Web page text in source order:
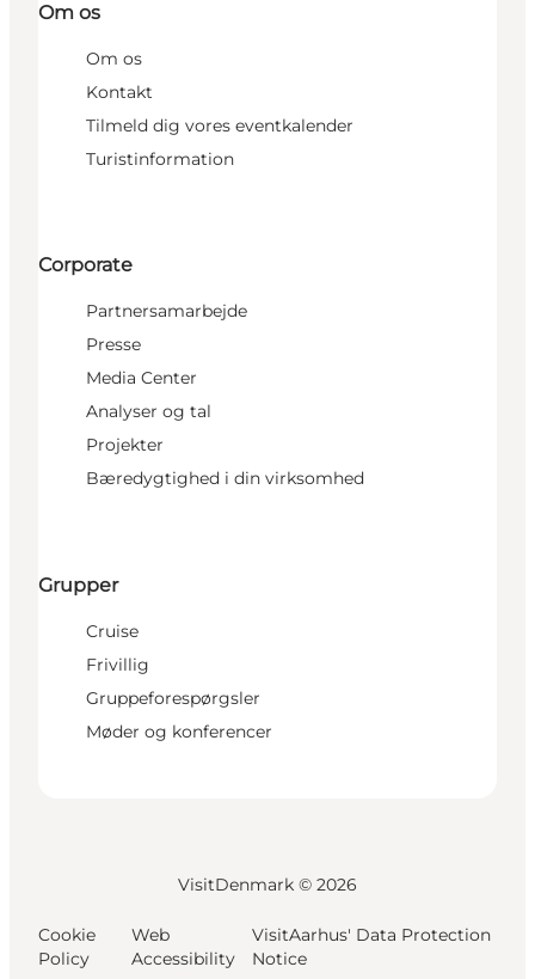
Om os
Om os
Kontakt
Tilmeld dig vores eventkalender
Turistinformation
Corporate
Partnersamarbejde
Presse
Media Center
Analyser og tal
Projekter
Bæredygtighed i din virksomhed
Grupper
Cruise
Frivillig
Gruppeforespørgsler
Møder og konferencer
VisitDenmark © 2026
Cookie
Policy
Web
Accessibility
VisitAarhus' Data Protection
Notice